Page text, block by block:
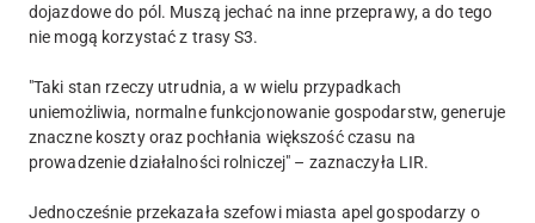
dojazdowe do pól. Muszą jechać na inne przeprawy, a do tego
nie mogą korzystać z trasy S3.
"Taki stan rzeczy utrudnia, a w wielu przypadkach
uniemożliwia, normalne funkcjonowanie gospodarstw, generuje
znaczne koszty oraz pochłania większość czasu na
prowadzenie działalności rolniczej" – zaznaczyła LIR.
Jednocześnie przekazała szefowi miasta apel gospodarzy o